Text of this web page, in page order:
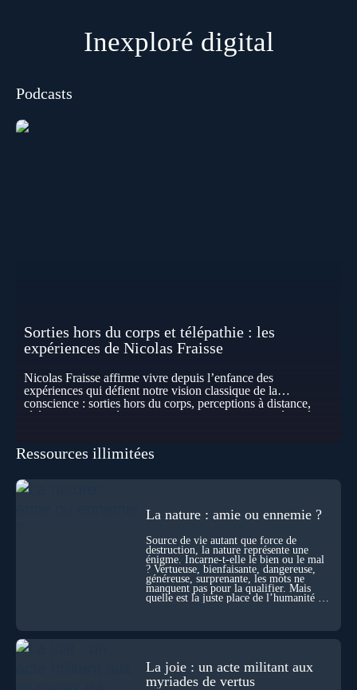
Inexploré digital
Podcasts
Sorties hors du corps et télépathie : les
expériences de Nicolas Fraisse
Nicolas Fraisse affirme vivre depuis l’enfance des
expériences qui défient notre vision classique de la
conscience : sorties hors du corps, perceptions à distance,
télépathie spontanée… Comment accueillir ces phénomènes
les pensées d’autrui ? Que deviennent l’espace, le temps… et
disparaître ? Au fil de cet échange, Nicolas raconte ses
expériences les plus troublantes : visions vérifiées,
durant ses sorties, protocoles scientifiques… et toujours, cette
! Sommes-nous à l’aube d’une révolution de la conscience ?
Sans doute. Mais encore faut-il accepter d’explorer ces
territoires avec lucidité, et rigueur…
Ressources illimitées
La nature : amie ou ennemie ?
Source de vie autant que force de
destruction, la nature représente une
énigme. Incarne-t-elle le bien ou le mal
? Vertueuse, bienfaisante, dangereuse,
généreuse, surprenante, les mots ne
manquent pas pour la qualifier. Mais
quelle est la juste place de l’humanité au
La joie : un acte militant aux
myriades de vertus